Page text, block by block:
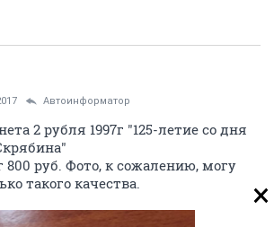
Автоинформатор
2 рубля 1997г "125-летие со дня
800 руб. Фото, к сожалению, могу
такого качества.